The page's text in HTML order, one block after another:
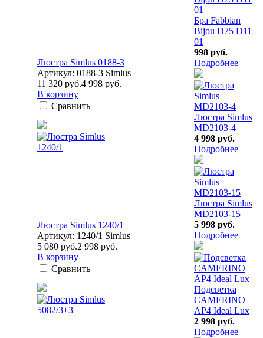
Люстра Simlus 0188-3
Артикул: 0188-3 Simlus
11 320 руб.4 998 руб.
В корзину
Сравнить
Люстра Simlus 1240/1
Артикул: 1240/1 Simlus
5 080 руб.2 998 руб.
В корзину
Сравнить
Бра Fabbian
Bijou D75 D11
01
998 руб.
Подробнее
Люстра Simlus
MD2103-4
4 998 руб.
Подробнее
Люстра Simlus
MD2103-15
5 998 руб.
Подробнее
Подсветка
CAMERINO
AP4 Ideal Lux
2 998 руб.
Подробнее